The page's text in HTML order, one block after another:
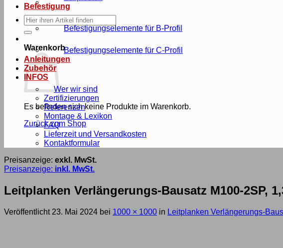
Suche
nach:
Warenkorb
Es befinden sich keine Produkte im Warenkorb.
Zurück zum Shop
Befestigung
Befestigungselemente für B-Profil
Befestigungselemente für C-Profil
Anleitungen
Zubehör
INFOS
Wer wir sind
Zertifizierungen
Referenzen
Montage & Lexikon
FAQ
Lieferzeit und Versandkosten
Kontaktformular
Preisanzeige: exkl. MwSt.
Preisanzeige: inkl. MwSt.
Leitplanken Verlängerungs-Bausatz M100-2SP,
Veröffentlicht 23. Mai 2024 bei 1000 × 1000 in Leitplanken Verlängerungs-